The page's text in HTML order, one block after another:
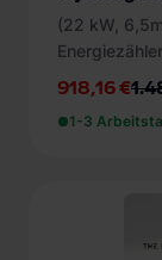
(22 kW,
918,16 €
1-3